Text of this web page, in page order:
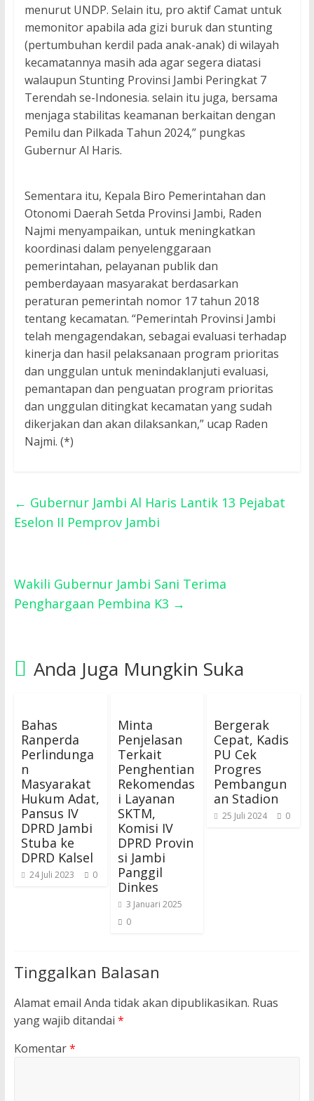
menurut UNDP. Selain itu, pro aktif Camat untuk
memonitor apabila ada gizi buruk dan stunting
(pertumbuhan kerdil pada anak-anak) di wilayah
kecamatannya masih ada agar segera diatasi
walaupun Stunting Provinsi Jambi Peringkat 7
Terendah se-Indonesia. selain itu juga, bersama
menjaga stabilitas keamanan berkaitan dengan
Pemilu dan Pilkada Tahun 2024,” pungkas
Gubernur Al Haris.
Sementara itu, Kepala Biro Pemerintahan dan
Otonomi Daerah Setda Provinsi Jambi, Raden
Najmi menyampaikan, untuk meningkatkan
koordinasi dalam penyelenggaraan
pemerintahan, pelayanan publik dan
pemberdayaan masyarakat berdasarkan
peraturan pemerintah nomor 17 tahun 2018
tentang kecamatan. “Pemerintah Provinsi Jambi
telah mengagendakan, sebagai evaluasi terhadap
kinerja dan hasil pelaksanaan program prioritas
dan unggulan untuk menindaklanjuti evaluasi,
pemantapan dan penguatan program prioritas
dan unggulan ditingkat kecamatan yang sudah
dikerjakan dan akan dilaksankan,” ucap Raden
Najmi. (*)
← Gubernur Jambi Al Haris Lantik 13 Pejabat
Eselon II Pemprov Jambi
Wakili Gubernur Jambi Sani Terima
Penghargaan Pembina K3 →
Anda Juga Mungkin Suka
Bahas
Ranperda
Perlindunga
n
Masyarakat
Hukum Adat,
Pansus IV
DPRD Jambi
Stuba ke
DPRD Kalsel
24 Juli 2023 0
Minta
Penjelasan
Terkait
Penghentian
Rekomendas
i Layanan
SKTM,
Komisi IV
DPRD Provin
si Jambi
Panggil
Dinkes
3 Januari 2025
0
Bergerak
Cepat, Kadis
PU Cek
Progres
Pembangun
an Stadion
25 Juli 2024 0
Tinggalkan Balasan
Alamat email Anda tidak akan dipublikasikan. Ruas
yang wajib ditandai *
Komentar*